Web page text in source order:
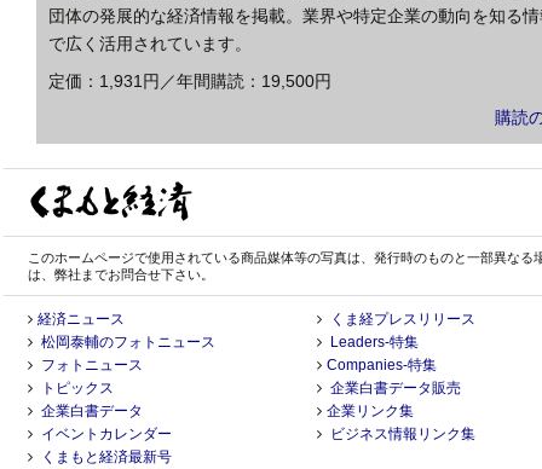
団体の発展的な経済情報を掲載。業界や特定企業の動向を知る
で広く活用されています。
定価：1,931円／年間購読：19,500円
購読
このホームページで使用されている商品媒体等の写真は、発行時のものと一部異な
は、弊社までお問合せ下さい。
経済ニュース
松岡泰輔のフォトニュース
フォトニュース
トピックス
企業白書データ
イベントカレンダー
くまもと経済最新号
くま経プレスリリース
Leaders-特集
Companies-特集
企業白書データ販売
企業リンク集
ビジネス情報リンク集